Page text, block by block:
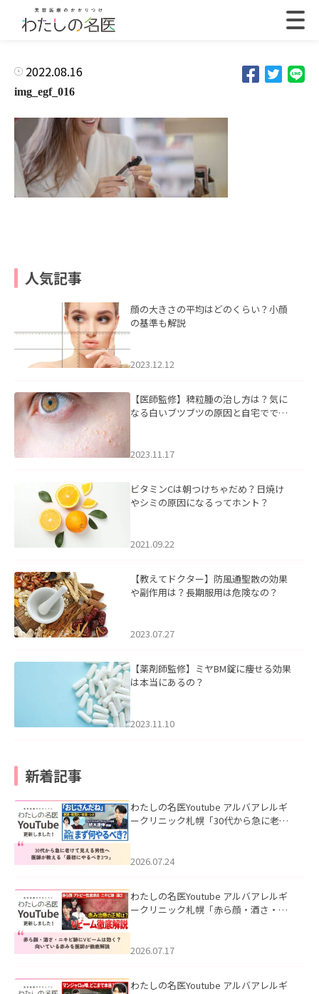
2022.08.16
img_egf_016
人気記事
顔の大きさの平均はどのくらい？小顔
の基準も解説
2023.12.12
【医師監修】稗粒腫の治し方は？気に
なる白いブツブツの原因と自宅ででき
2023.11.17
ビタミンCは朝つけちゃだめ？日焼け
やシミの原因になるってホント？
2021.09.22
【教えてドクター】防風通聖散の効果
や副作用は？長期服用は危険なの？
2023.07.27
【薬剤師監修】ミヤBM錠に痩せる効果
は本当にあるの？
2023.11.10
新着記事
わたしの名医Youtube アルバアレルギ
ークリニック札幌「30代から急に老け
た。
2026.07.24
わたしの名医Youtube アルバアレルギ
ークリニック札幌「赤ら顔・酒さ・ニ
した。
2026.07.17
わたしの名医Youtube アルバアレルギ